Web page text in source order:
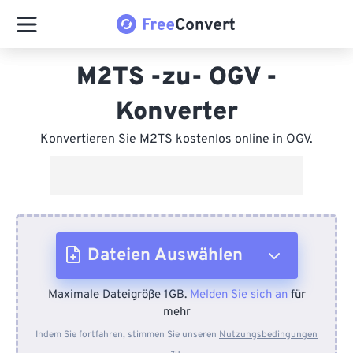
M2TS -zu- OGV -
Konverter
Konvertieren Sie M2TS kostenlos online in OGV.
Dateien Auswählen
Vom Gerät
Maximale Dateigröße 1GB.Melden Sie sich anfür
mehr
Indem Sie fortfahren, stimmen Sie unseren Nutzungsbedingungen